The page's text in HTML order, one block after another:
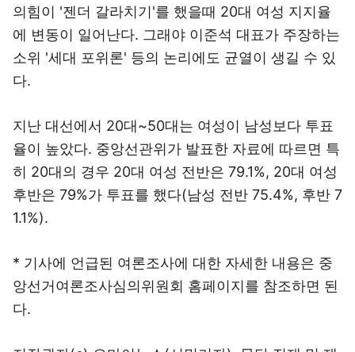
의힘이 '젠더 갈라치기'를 했을때 20대 여성 지지율
에 변동이 일어난다. 그래야 이준석 대표가 주장하는
소위 '세대 포위론' 등의 논리에도 균열이 생길 수 있
다.
지난 대선에서 20대~50대는 여성이 남성보다 투표
율이 높았다. 중앙선관위가 발표한 자료에 따르면 특
히 20대의 경우 20대 여성 전반은 79.1%, 20대 여성
후반은 79%가 투표를 했다(남성 전반 75.4%, 후반 7
1.1%).
* 기사에 언급된 여론조사에 대한 자세한 내용은 중
앙선거여론조사심의위원회 홈페이지를 참조하면 된
다.